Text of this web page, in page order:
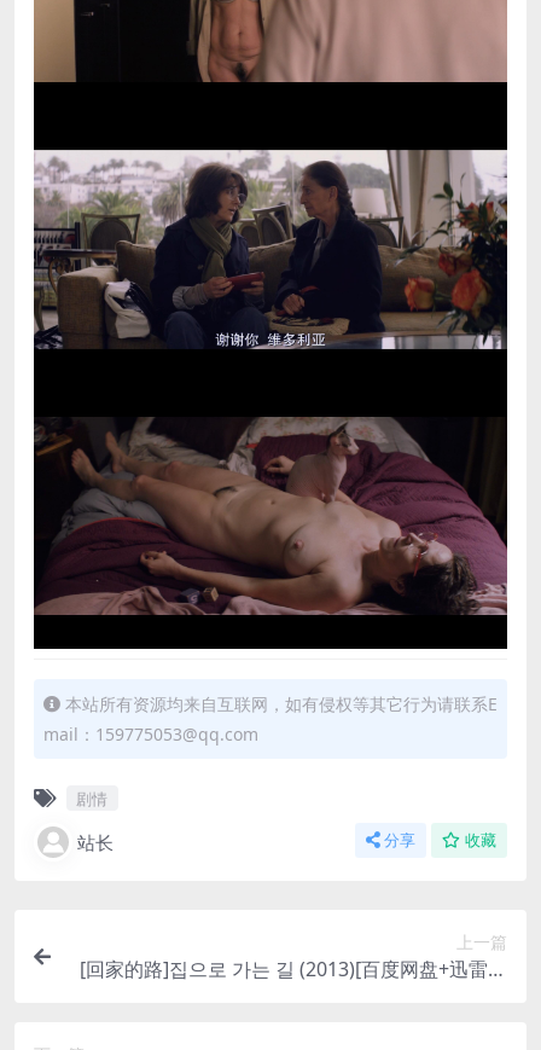
本站所有资源均来自互联网，如有侵权等其它行为请联系E
mail：159775053@qq.com
剧情
站长 分享 收藏
上一篇
[回家的路]집으로 가는 길 (2013)[百度网盘+迅雷云